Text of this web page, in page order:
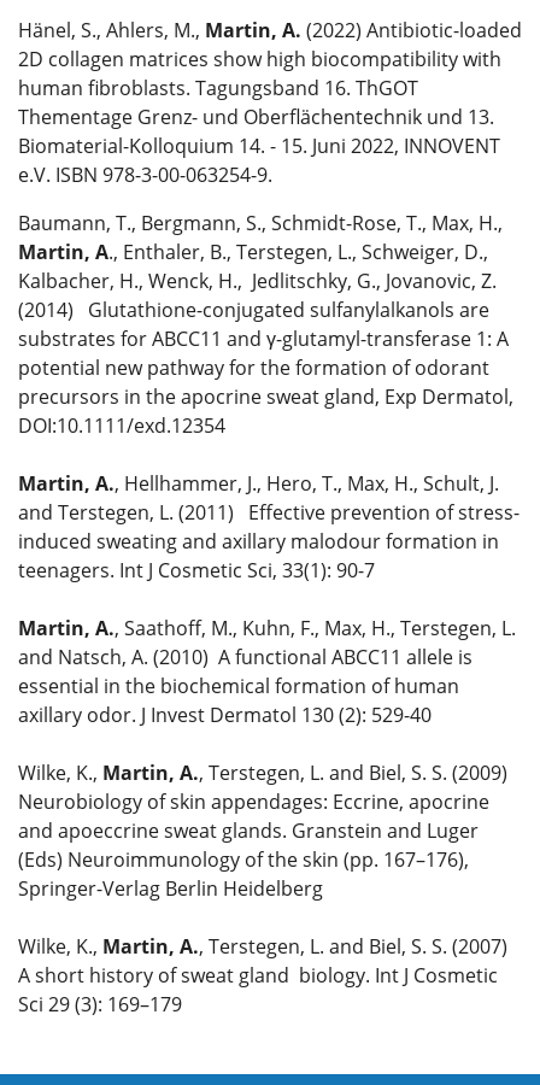
Hänel, S., Ahlers, M., Martin, A. (2022) Antibiotic-loaded
2D collagen matrices show high biocompatibility with
human fibroblasts. Tagungsband 16. ThGOT
Thementage Grenz- und Oberflächentechnik und 13.
Biomaterial-Kolloquium 14. - 15. Juni 2022, INNOVENT
e.V. ISBN 978-3-00-063254-9.
Baumann, T., Bergmann, S., Schmidt-Rose, T., Max, H.,
Martin, A., Enthaler, B., Terstegen, L., Schweiger, D.,
Kalbacher, H., Wenck, H., Jedlitschky, G., Jovanovic, Z.
(2014) Glutathione-conjugated sulfanylalkanols are
substrates for ABCC11 and γ-glutamyl-transferase 1: A
potential new pathway for the formation of odorant
precursors in the apocrine sweat gland, Exp Dermatol,
DOI:10.1111/exd.12354
Martin, A., Hellhammer, J., Hero, T., Max, H., Schult, J.
and Terstegen, L. (2011) Effective prevention of stress-
induced sweating and axillary malodour formation in
teenagers. Int J Cosmetic Sci, 33(1): 90-7
Martin, A., Saathoff, M., Kuhn, F., Max, H., Terstegen, L.
and Natsch, A. (2010) A functional ABCC11 allele is
essential in the biochemical formation of human
axillary odor. J Invest Dermatol 130 (2): 529-40
Wilke, K., Martin, A., Terstegen, L. and Biel, S. S. (2009)
Neurobiology of skin appendages: Eccrine, apocrine
and apoeccrine sweat glands. Granstein and Luger
(Eds) Neuroimmunology of the skin (pp. 167–176),
Springer-Verlag Berlin Heidelberg
Wilke, K., Martin, A., Terstegen, L. and Biel, S. S. (2007)
A short history of sweat gland biology. Int J Cosmetic
Sci 29 (3): 169–179